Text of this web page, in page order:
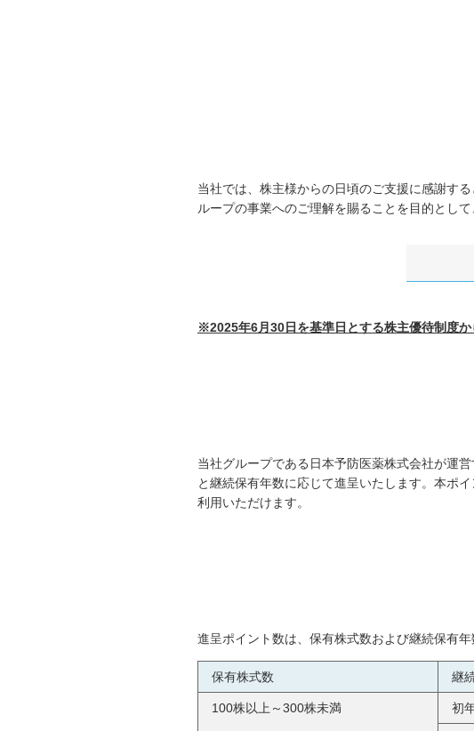
当社では、株主様からの日頃のご支援に感謝す
ループの事業へのご理解を賜ることを目的とし
※2025年6月30日を基準日とする株主優待制度か
当社グループである日本予防医薬株式会社が運営
と継続保有年数に応じて進呈いたします。本ポ
利用いただけます。
進呈ポイント数は、保有株式数および継続保有
保有株式数 継
100株以上～300株未満 初